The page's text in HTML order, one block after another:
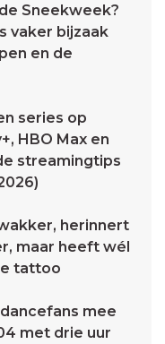
Sneekweek?
vaker bijzaak
en de
series op
HBO Max en
streamingtips
herinnert
maar heeft wél
tattoo
mee
met drie uur